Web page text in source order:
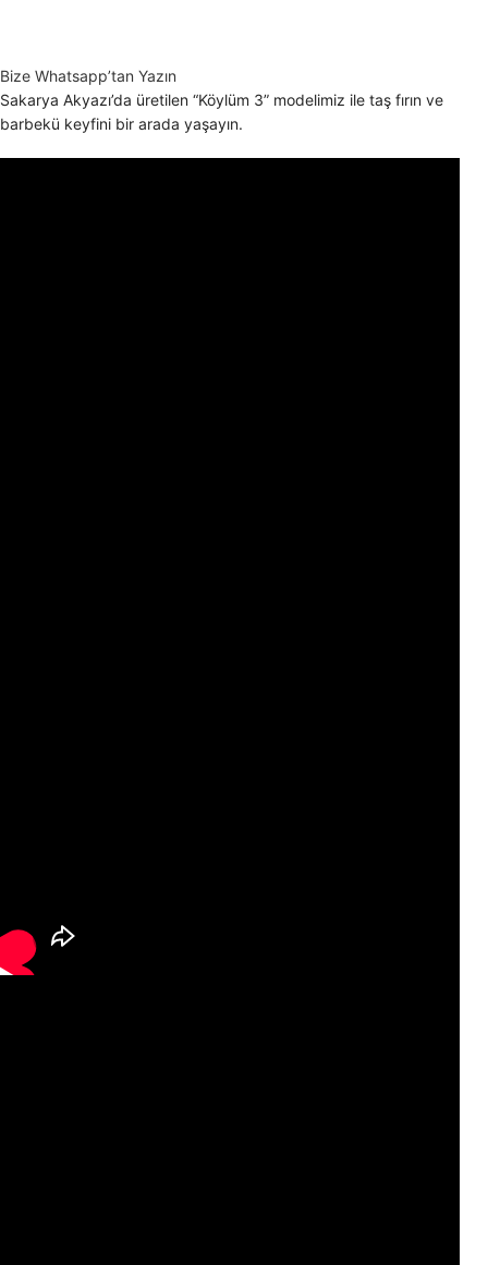
Bize Whatsapp’tan Yazın
Sakarya Akyazı’da üretilen “Köylüm 3” modelimiz ile taş fırın ve
barbekü keyfini bir arada yaşayın.